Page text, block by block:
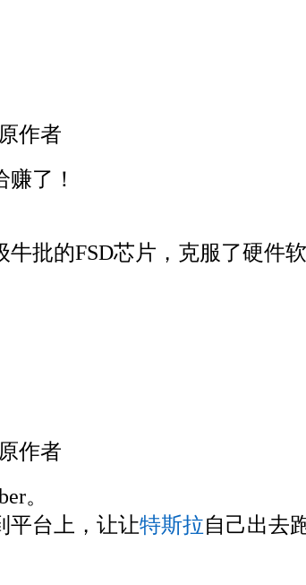
作者
了！
批的FSD芯片，克服了硬件
作者
。
平台上，让让特斯拉自己出去